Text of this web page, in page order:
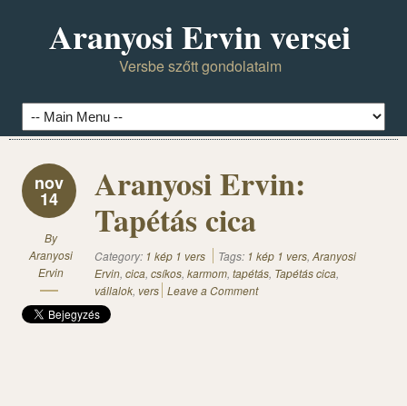
Aranyosi Ervin versei
Versbe szőtt gondolataim
nov
14
By
Aranyosi
Ervin
Aranyosi Ervin:
Tapétás cica
Category: 1 kép 1 vers Tags: 1 kép 1 vers, Aranyosi
Ervin, cica, csíkos, karmom, tapétás, Tapétás cica,
vállalok, vers Leave a Comment